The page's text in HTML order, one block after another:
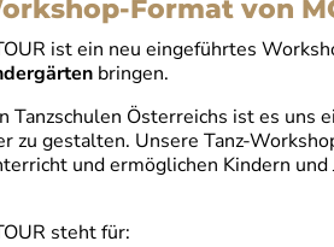
Format von
ist ein neu eingeführtes
bringen.
Tanzschulen Österreichs ist es uns
zu gestalten. Unsere Tanz-
und ermöglichen Kindern
steht für: